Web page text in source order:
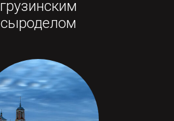
грузинским
сыроделом